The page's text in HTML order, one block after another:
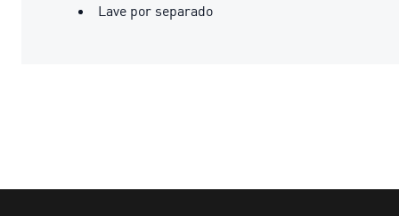
Lave por separado